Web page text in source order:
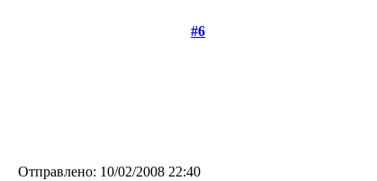
#6
Отправлено: 10/02/2008 22:40